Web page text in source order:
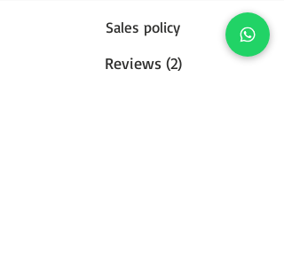
Sales policy
Reviews (2)